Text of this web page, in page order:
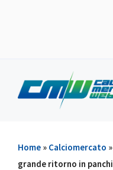
contenuto
Home » Calciomercato »
grande ritorno in